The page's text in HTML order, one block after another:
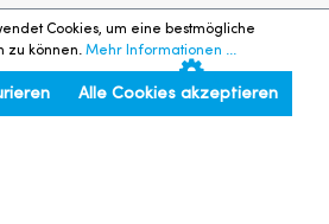
Preisangaben inkl. gesetzl.
Cookies, um eine bestmögliche
zu können. Mehr Informationen ...
Alle Cookies akzeptieren